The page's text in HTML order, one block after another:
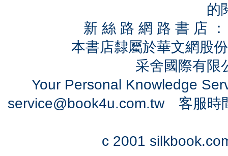
的
新 絲 路 網 路 書 店
本書店隸屬於華文網股
采舍國際有
Your Personal Knowledge
service@book4u.com.tw客服時
c 2001